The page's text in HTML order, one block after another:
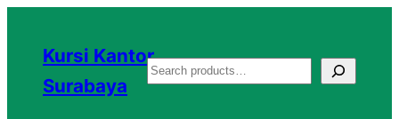
konten
Kursi Kantor
Surabaya
S